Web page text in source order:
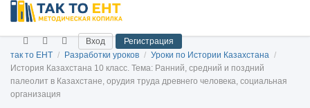
Вход
Регистрация
так то ЕНТ / Разработки уроков / Уроки по Истории Казахстана /
История Казахстана 10 класс. Тема: Ранний, средний и поздний
палеолит в Казахстане, орудия труда древнего человека, социальная
организация